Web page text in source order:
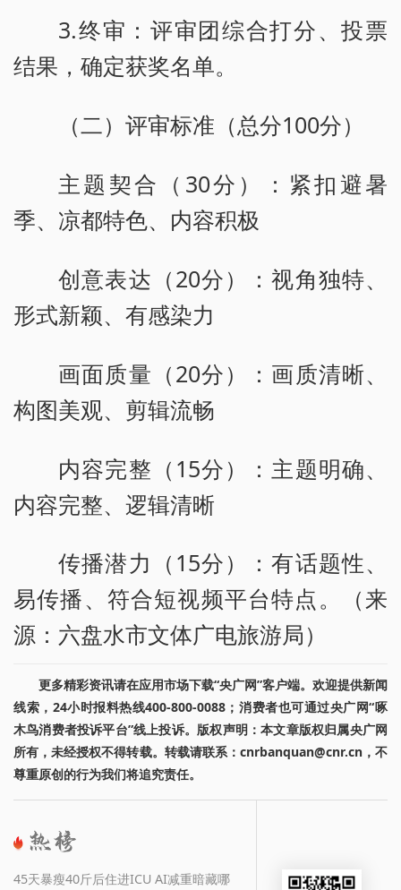
3.终审：评审团综合打分、投票
结果，确定获奖名单。
（二）评审标准（总分100分）
主题契合（30分）：紧扣避暑
季、凉都特色、内容积极
创意表达（20分）：视角独特、
形式新颖、有感染力
画面质量（20分）：画质清晰、
构图美观、剪辑流畅
内容完整（15分）：主题明确、
内容完整、逻辑清晰
传播潜力（15分）：有话题性、
易传播、符合短视频平台特点。（来
源：六盘水市文体广电旅游局）
更多精彩资讯请在应用市场下载“央广网”客户端。欢迎提供新闻
线索，24小时报料热线400-800-0088；消费者也可通过央广网“啄
木鸟消费者投诉平台”线上投诉。版权声明：本文章版权归属央广网
所有，未经授权不得转载。转载请联系：cnrbanquan@cnr.cn，不
尊重原创的行为我们将追究责任。
45天暴瘦40斤后住进ICU AI减重暗藏哪